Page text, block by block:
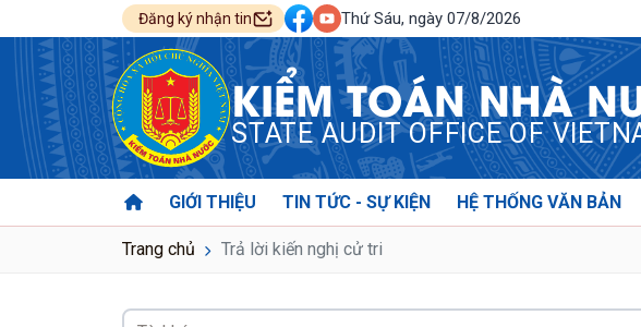
Đăng ký nhận tin Thứ Sáu, ngày 07/8/2026
KIỂM TOÁN NHÀ
STATE AUDIT OFFICE OF
GIỚI THIỆU TIN TỨC - SỰ KIỆN HỆ THỐNG VĂN BẢN
Trang chủ Trả lời kiến nghị cử tri